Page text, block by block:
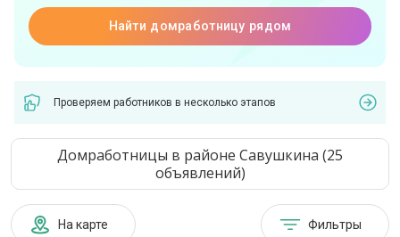
Найти домработницу рядом
Проверяем работников в несколько этапов
Домработницы в районе Савушкина (25
объявлений)
На карте Фильтры